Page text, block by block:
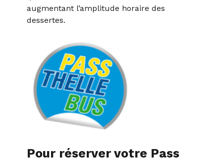
augmentant l’amplitude horaire des
dessertes.
Pour réserver votre Pass